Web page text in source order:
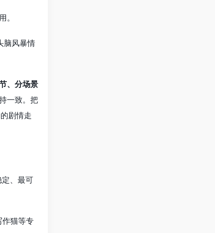
。
脑风暴情
、分场景
一致。把
剧情走
、最可
作猫等专